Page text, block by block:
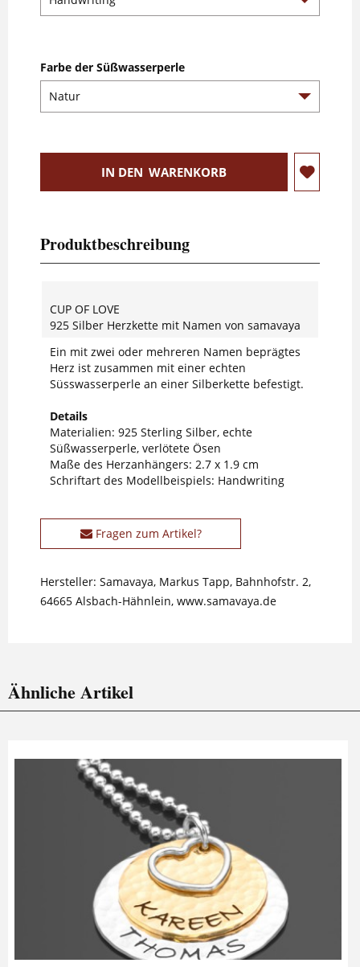
Farbe der Süßwasserperle
IN DEN WARENKORB
Produktbeschreibung
CUP OF LOVE
925 Silber Herzkette mit Namen von samavaya
Ein mit zwei oder mehreren Namen beprägtes
Herz ist zusammen mit einer echten
Süsswasserperle an einer Silberkette befestigt.
Details
Materialien: 925 Sterling Silber, echte
Süßwasserperle, verlötete Ösen
Maße des Herzanhängers: 2.7 x 1.9 cm
Schriftart des Modellbeispiels: Handwriting
Fragen zum Artikel?
Hersteller: Samavaya, Markus Tapp, Bahnhofstr. 2,
64665 Alsbach-Hähnlein, www.samavaya.de
Ähnliche Artikel